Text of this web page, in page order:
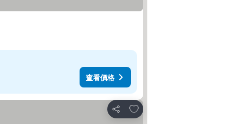
查看價格
分享
加入我的最愛